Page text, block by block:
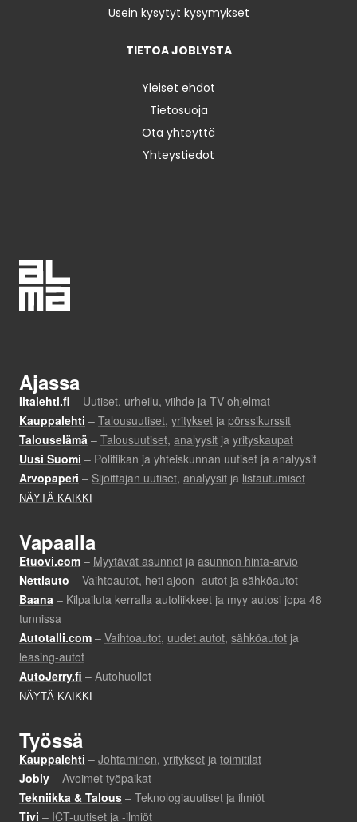
Usein kysytyt kysymykset
TIETOA JOBLYSTA
Yleiset ehdot
Tietosuoja
Ota yhteyttä
Yhteystiedot